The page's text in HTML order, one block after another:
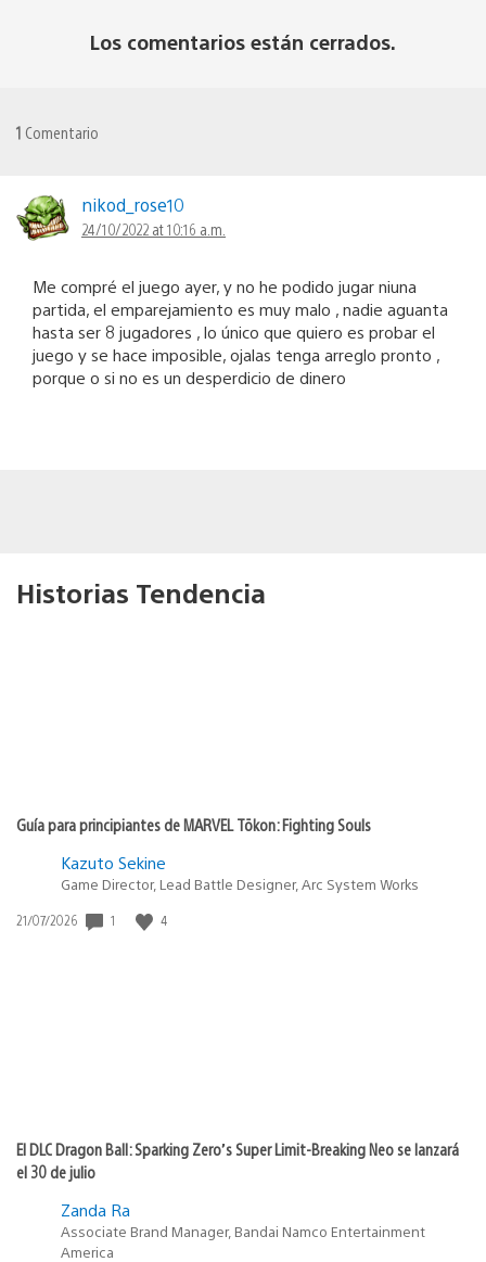
Los comentarios están cerrados.
1 Comentario
nikod_rose10
24/10/2022 at 10:16 a.m.
Me compré el juego ayer, y no he podido jugar niuna
partida, el emparejamiento es muy malo , nadie aguanta
hasta ser 8 jugadores , lo único que quiero es probar el
juego y se hace imposible, ojalas tenga arreglo pronto ,
porque o si no es un desperdicio de dinero
Historias Tendencia
Guía para principiantes de MARVEL Tōkon: Fighting Souls
Kazuto Sekine
Game Director, Lead Battle Designer, Arc System Works
Fecha
21/07/2026 1 4
El DLC Dragon Ball: Sparking Zero’s Super Limit-Breaking Neo se lanzará
el 30 de julio
Zanda Ra
Associate Brand Manager, Bandai Namco Entertainment
America